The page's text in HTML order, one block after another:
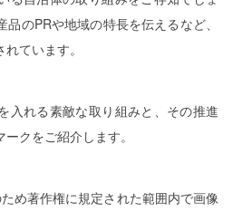
品のPRや地域の特長を伝えるなど、
ています。
入れる素敵な取り組みと、その推進
クをご紹介します。
め著作権に規定された範囲内で画像